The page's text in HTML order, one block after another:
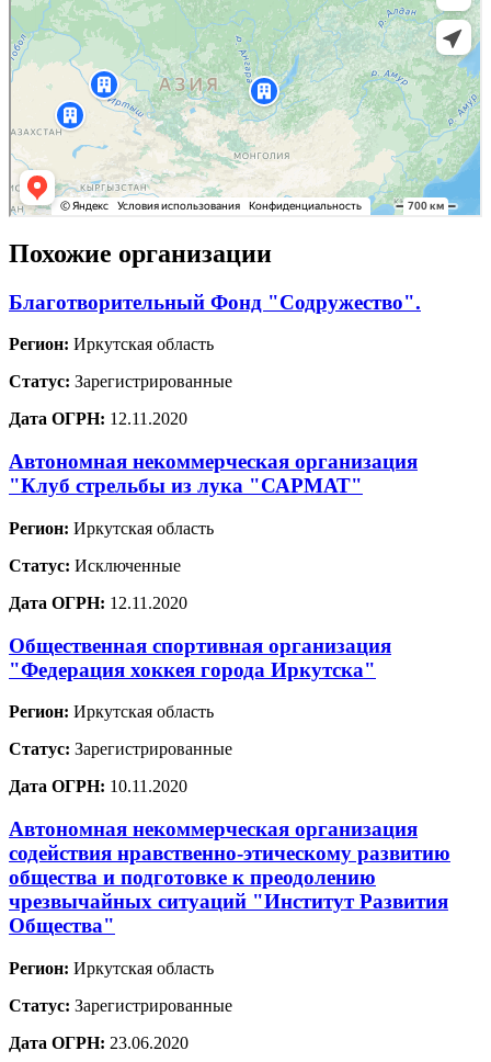
Похожие организации
Благотворительный Фонд "Содружество".
Регион: Иркутская область
Статус: Зарегистрированные
Дата ОГРН: 12.11.2020
Автономная некоммерческая организация
"Клуб стрельбы из лука "САРМАТ"
Регион: Иркутская область
Статус: Исключенные
Дата ОГРН: 12.11.2020
Общественная спортивная организация
"Федерация хоккея города Иркутска"
Регион: Иркутская область
Статус: Зарегистрированные
Дата ОГРН: 10.11.2020
Автономная некоммерческая организация
содействия нравственно-этическому развитию
общества и подготовке к преодолению
чрезвычайных ситуаций "Институт Развития
Общества"
Регион: Иркутская область
Статус: Зарегистрированные
Дата ОГРН: 23.06.2020